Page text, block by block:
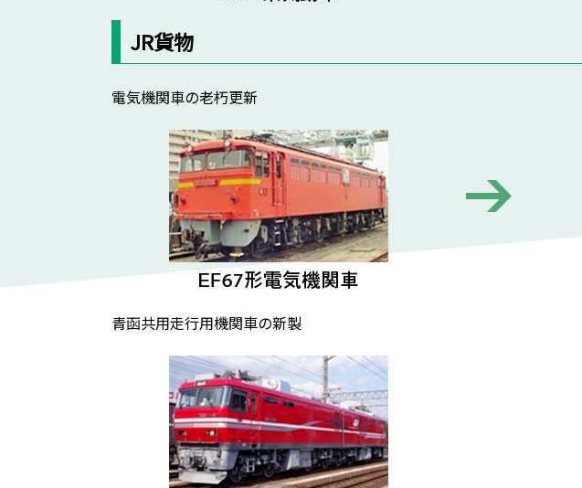
JR貨物
電気機関車の老朽更新
青函共用走行用機関車の新製